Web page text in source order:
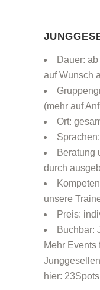
Dauer:
auf Wunsch
(mehr auf
Ort:
Beratung
durch
unsere
Preis:
Buchbar:
Mehr Events
hier: